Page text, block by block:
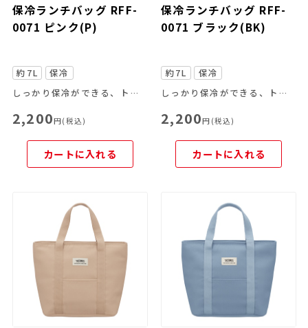
保冷ランチバッグ RFF-
0071 ピンク(P)
約7L
保冷
しっかり保冷ができる、トートバッグタイプのランチバッグ
2,200円(税込)
カートに入れる
保冷ランチバッグ RFF-
0071 ブラック(BK)
約7L
保冷
しっかり保冷ができる、トートバッグタイプのランチバッグ
2,200円(税込)
カートに入れる